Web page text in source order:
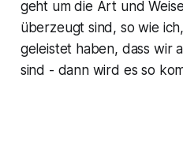
geht um die Art und
überzeugt sind, so wie
geleistet haben, dass wir
sind - dann wird es so